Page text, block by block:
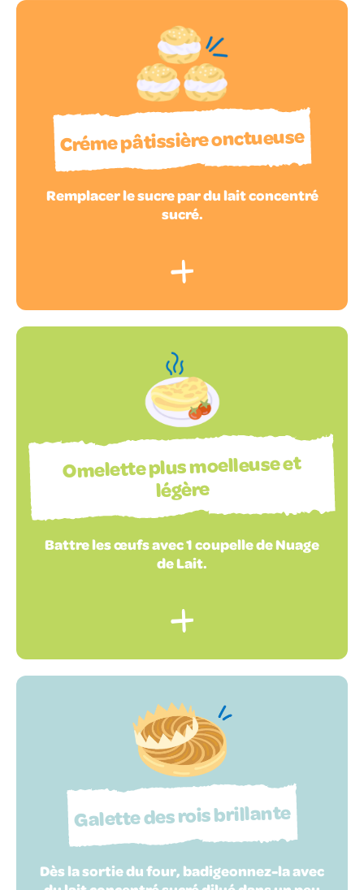
Créme pâtissière onctueuse
Remplacer le sucre par du lait concentré
sucré.
Omelette plus moelleuse et
légère
Battre les œufs avec 1 coupelle de Nuage
de Lait.
Galette des rois brillante
Dès la sortie du four, badigeonnez-la avec